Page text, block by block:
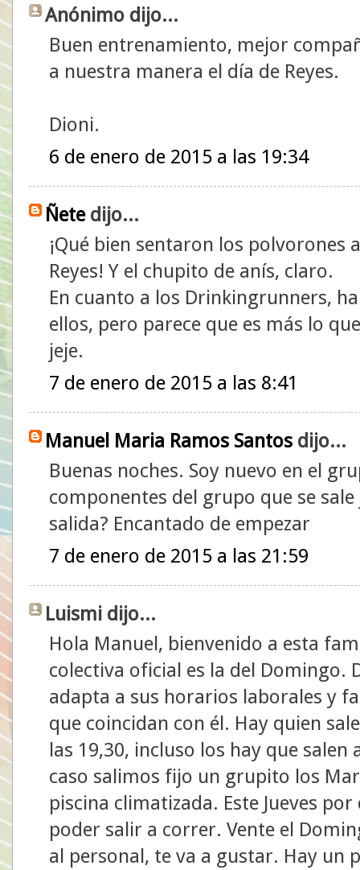
Anónimo dijo...
Buen entrenamiento, mejor
a nuestra manera el día de Reyes.
Dioni.
6 de enero de 2015 a las 19:34
Ñetedijo...
¡Qué bien sentaron los
Reyes! Y el chupito de anís, claro.
En cuanto a los Drinkingrunners,
ellos, pero parece que es más lo
jeje.
7 de enero de 2015 a las 8:41
Manuel Maria Ramos Santos dijo...
Buenas noches. Soy nuevo en el
componentes del grupo que se
salida? Encantado de empezar
7 de enero de 2015 a las 21:59
Luismi dijo...
Hola Manuel, bienvenido a esta
colectiva oficial es la del Domingo.
adapta a sus horarios laborales y
que coincidan con él. Hay quien
las 19,30, incluso los hay que salen
caso salimos fijo un grupito los
piscina climatizada. Este Jueves
poder salir a correr. Vente el
al personal, te va a gustar. Hay un